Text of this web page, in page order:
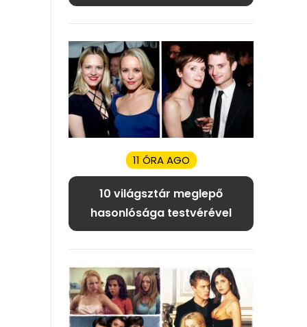
11 ÓRA AGO
10 világsztár meglepő
hasonlósága testvérével